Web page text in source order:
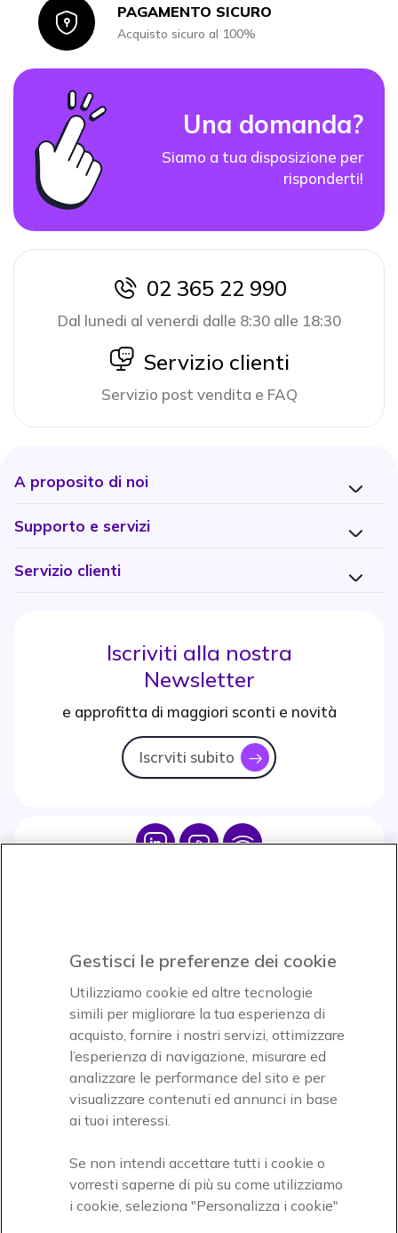
IconPAGAMENTO SICURO
Acquisto sicuro al 100%
Una domanda?
Siamo a tua disposizione per
risponderti!
icon
02 365 22 990
Dal lunedi al venerdi dalle 8:30 alle 18:30
icon
Servizio clienti
Servizio post vendita e FAQ
A proposito di noi
Supporto e servizi
Servizio clienti
Iscriviti alla nostra
Newsletter
e approfitta di maggiori sconti e novità
Iscrviti subito icon
Icon IconIcon
Accettiamo
Onedirect, azienda del gruppo INCEPT
Gestisci le preferenze dei cookie
Utilizziamo cookie ed altre tecnologie
simili per migliorare la tua esperienza di
acquisto, fornire i nostri servizi, ottimizzare
l’esperienza di navigazione, misurare ed
analizzare le performance del sito e per
visualizzare contenuti ed annunci in base
ai tuoi interessi.
Se non intendi accettare tutti i cookie o
vorresti saperne di più su come utilizziamo
i cookie, seleziona "Personalizza i cookie"